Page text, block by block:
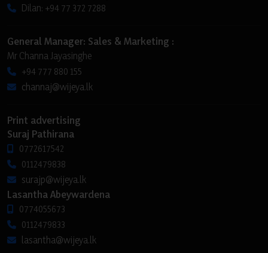
Dilan: +94 77 372 7288
General Manager: Sales & Marketing :
Mr Channa Jayasinghe
+94 777 880 155
channaj@wijeya.lk
Print advertising
Suraj Pathirana
0772617542
0112479838
surajp@wijeya.lk
Lasantha Abeywardena
0774055673
0112479833
lasantha@wijeya.lk